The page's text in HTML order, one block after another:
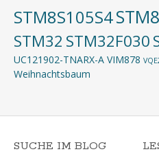
STM8S105S4
STM32 STM32F030
UC121902-TNARX-A VIM878
Weihnachtsbaum
SUCHE IM BLOG